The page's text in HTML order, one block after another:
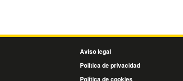
Aviso legal
Política de privacidad
Política de cookies